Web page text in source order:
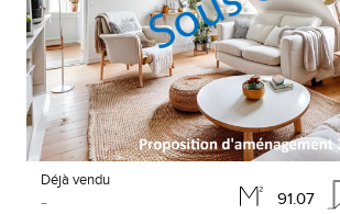
91.07
Déjà vendu
-